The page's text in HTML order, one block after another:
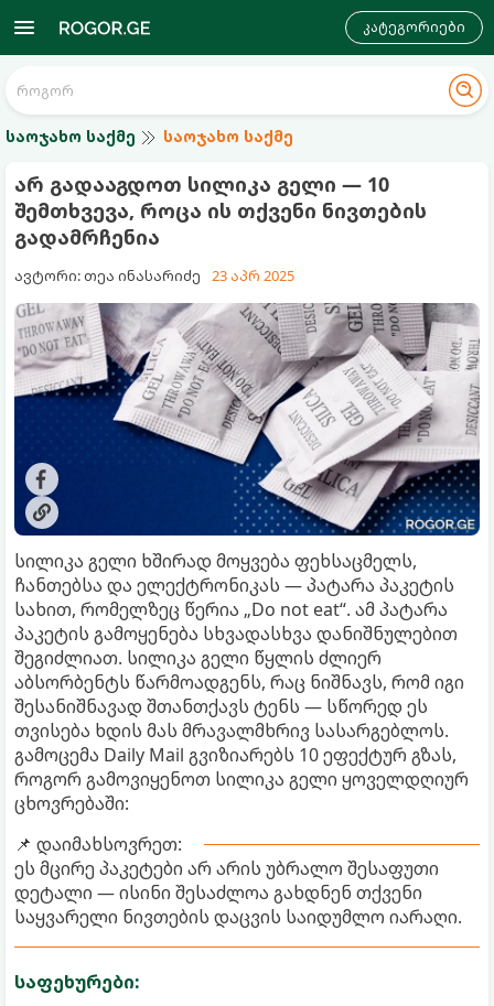
კატეგორიები
საოჯახო საქმე საოჯახო საქმე
არ გადააგდოთ სილიკა გელი — 10
შემთხვევა, როცა ის თქვენი ნივთების
გადამრჩენია
ავტორი: თეა ინასარიძე 23 აპრ 2025
სილიკა გელი ხშირად მოყვება ფეხსაცმელს,
ჩანთებსა და ელექტრონიკას — პატარა პაკეტის
სახით, რომელზეც წერია „Do not eat“. ამ პატარა
პაკეტის გამოყენება სხვადასხვა დანიშნულებით
შეგიძლიათ. სილიკა გელი წყლის ძლიერ
აბსორბენტს წარმოადგენს, რაც ნიშნავს, რომ იგი
შესანიშნავად შთანთქავს ტენს — სწორედ ეს
თვისება ხდის მას მრავალმხრივ სასარგებლოს.
გამოცემა Daily Mail გვიზიარებს 10 ეფექტურ გზას,
როგორ გამოვიყენოთ სილიკა გელი ყოველდღიურ
ცხოვრებაში:
📌 დაიმახსოვრეთ:
ეს მცირე პაკეტები არ არის უბრალო შესაფუთი
დეტალი — ისინი შესაძლოა გახდნენ თქვენი
საყვარელი ნივთების დაცვის საიდუმლო იარაღი.
საფეხურები: